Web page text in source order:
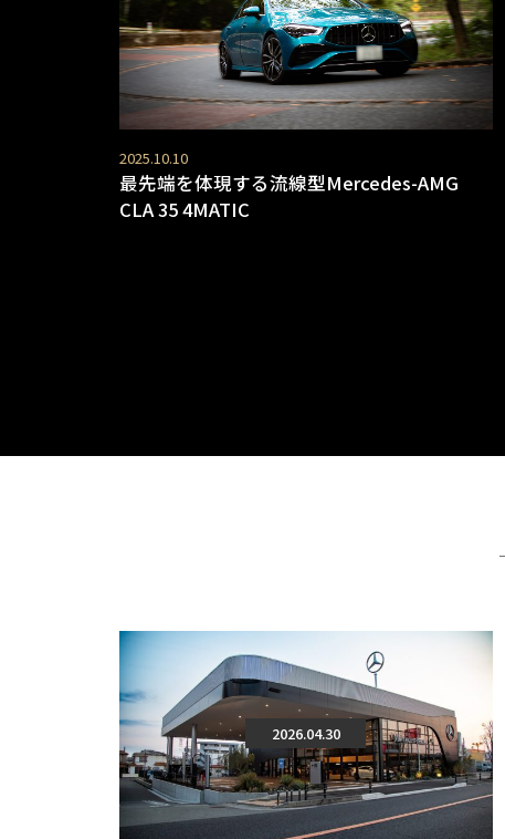
2025.10.10
最先端を体現する流線型Mercedes-AMG
CLA 35 4MATIC
2026.04.30